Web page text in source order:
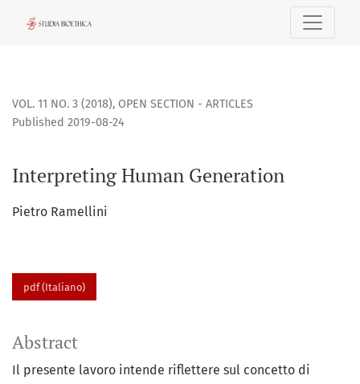
VOL. 11 NO. 3 (2018), OPEN SECTION - ARTICLES
Interpreting Human Generation
Published 2019-08-24
Pietro Ramellini
pdf (Italiano)
Abstract
Il presente lavoro intende riflettere sul concetto di